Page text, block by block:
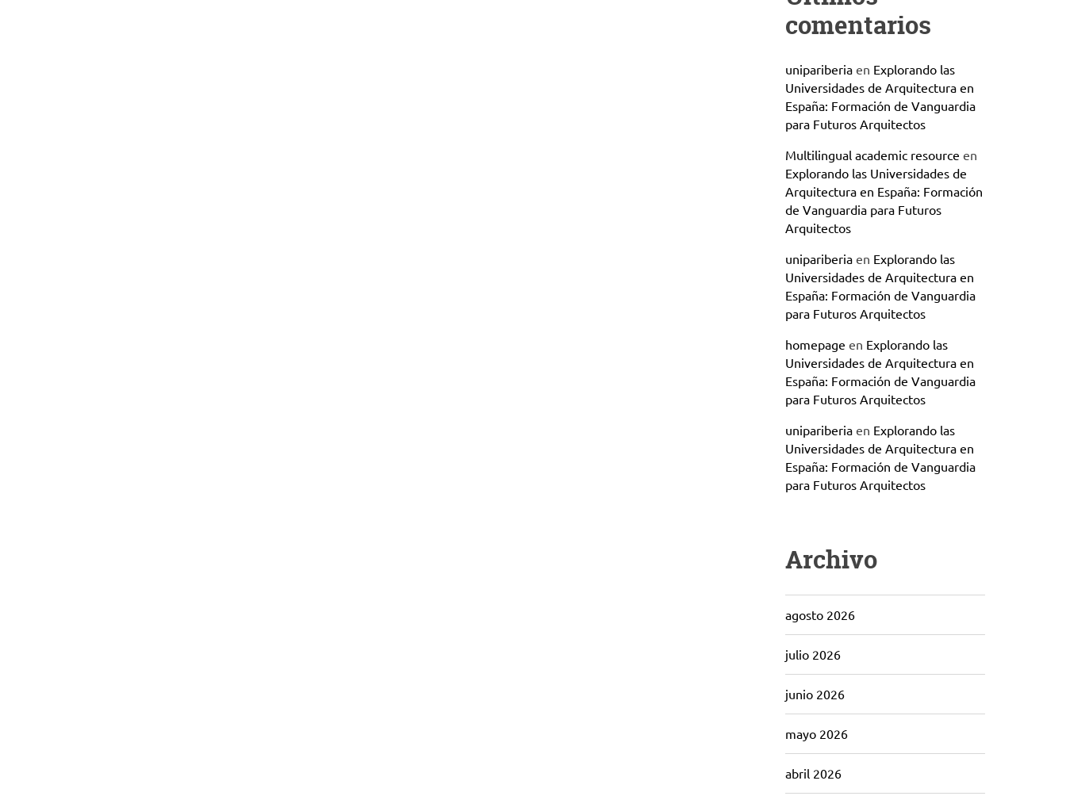
comentarios
unipariberiaen Explorando las
Universidades de Arquitectura en
España: Formación de Vanguardia
para Futuros Arquitectos
Multilingual academic resource en
Explorando las Universidades de
Arquitectura en España: Formación
de Vanguardia para Futuros
Arquitectos
unipariberiaen Explorando las
Universidades de Arquitectura en
España: Formación de Vanguardia
para Futuros Arquitectos
homepage en Explorando las
Universidades de Arquitectura en
España: Formación de Vanguardia
para Futuros Arquitectos
unipariberiaen Explorando las
Universidades de Arquitectura en
España: Formación de Vanguardia
para Futuros Arquitectos
Archivo
agosto 2026
julio 2026
junio 2026
mayo 2026
abril 2026